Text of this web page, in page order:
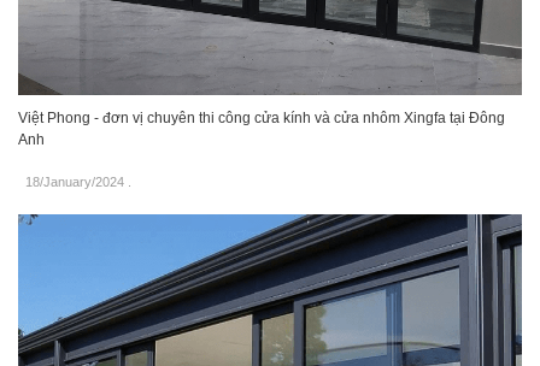
Việt Phong - đơn vị chuyên thi công cửa kính và cửa nhôm Xingfa tại Đông
Anh
18/January/2024